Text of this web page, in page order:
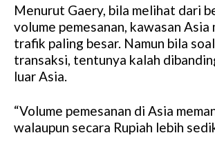
u
e
Menurut Gaery, bila melihat dari
volume pemesanan, kawasan Asia
trafik paling besar. Namun bila
transaksi, tentunya kalah
luar Asia.
“Volume pemesanan di Asia
walaupun secara Rupiah lebih